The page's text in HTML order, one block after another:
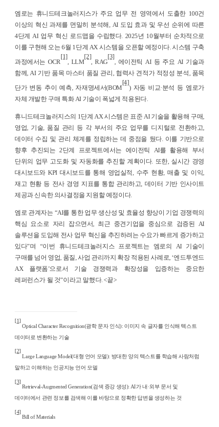
엠로는 휴니드테크놀러지스가 주요 업무 전 영역에서 도출한 100건
이상의 혁신 과제를 면밀히 분석해, AI 도입 효과 및 우선 순위에 따른
4단계 AI 업무 혁신 로드맵을 수립했다. 2025년 10월부터 순차적으로
이를 구현해 오는 6월 1단계 AX 시스템을 오픈할 예정이다. 시스템 구축
과정에서는 OCR
[1]
, LLM
[2]
, RAG
[3]
, 에이전틱 AI 등 주요 AI 기술과
함께, AI 기반 품목 마스터 품질 관리, 협력사 견적가 적정성 분석, 품목
단가 변동 추이 예측, 자재명세서(BOM
[4]
) 자동 비교·분석 등 엠로가
자체 개발한 구매 특화 AI 기술이 폭넓게 적용된다.
휴니드테크놀러지스의 1단계 AX 시스템은 표준 AI 기술을 활용해 구매,
영업, 기술, 품질 관리 등 각 부서의 주요 업무를 디지털로 전환하고,
데이터 수집 및 관리 체계를 정립하는 데 중점을 뒀다. 이를 기반으로
향후 추진되는 2단계 프로젝트에서는 에이전틱 AI를 활용해 부서
단위의 업무 고도화 및 자동화를 추진할 계획이다. 또한, 실시간 경영
대시보드와 KPI 대시보드를 통해 영업실적, 수주 현황, 매출 및 이익,
재고 현황 등 전사 경영 지표를 통합 관리하고, 데이터 기반 인사이트
제공과 신속한 의사결정을 지원할 예정이다.
엠로 관계자는 “AI를 통한 업무 생산성 및 효율성 향상이 기업 경쟁력의
핵심 요소로 자리 잡으면서, 최근 중견기업을 중심으로 검증된 AI
솔루션을 도입해 전사 업무 혁신을 추진하려는 수요가 빠르게 증가하고
있다”며 “이번 휴니드테크놀러지스 프로젝트는 엠로의 AI 기술이
구매를 넘어 영업, 품질, 사업 관리까지 확장 적용된 사례로, ‘엔드투엔드
AX 플랫폼’으로서 기술 경쟁력과 확장성을 입증하는 중요한
레퍼런스가 될 것”이라고 말했다. <끝>
[1]
Optical Character Recognition(광학 문자 인식): 이미지 속 글자를 인식해 텍스트
데이터로 변환하는 기술
[2]
Large Language Model(대형 언어 모델): 방대한 양의 텍스트를 학습해 사람처럼
말하고 이해하는 인공지능 언어 모델
[3]
Retrieval-Augmented Generation(검색 증강 생성): AI가 내 ·외부 문서 및
데이터에서 관련 정보를 검색해 이를 바탕으로 정확한 답변을 생성하는 것
[4]
Bill of Materials